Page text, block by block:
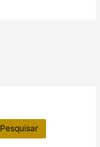
Pesquisar